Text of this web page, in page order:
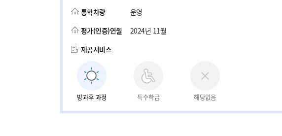
통학차량
운영
평가(인증)연월
2024년 11월
제공서비스
방과후 과정 특수학급 해당없음